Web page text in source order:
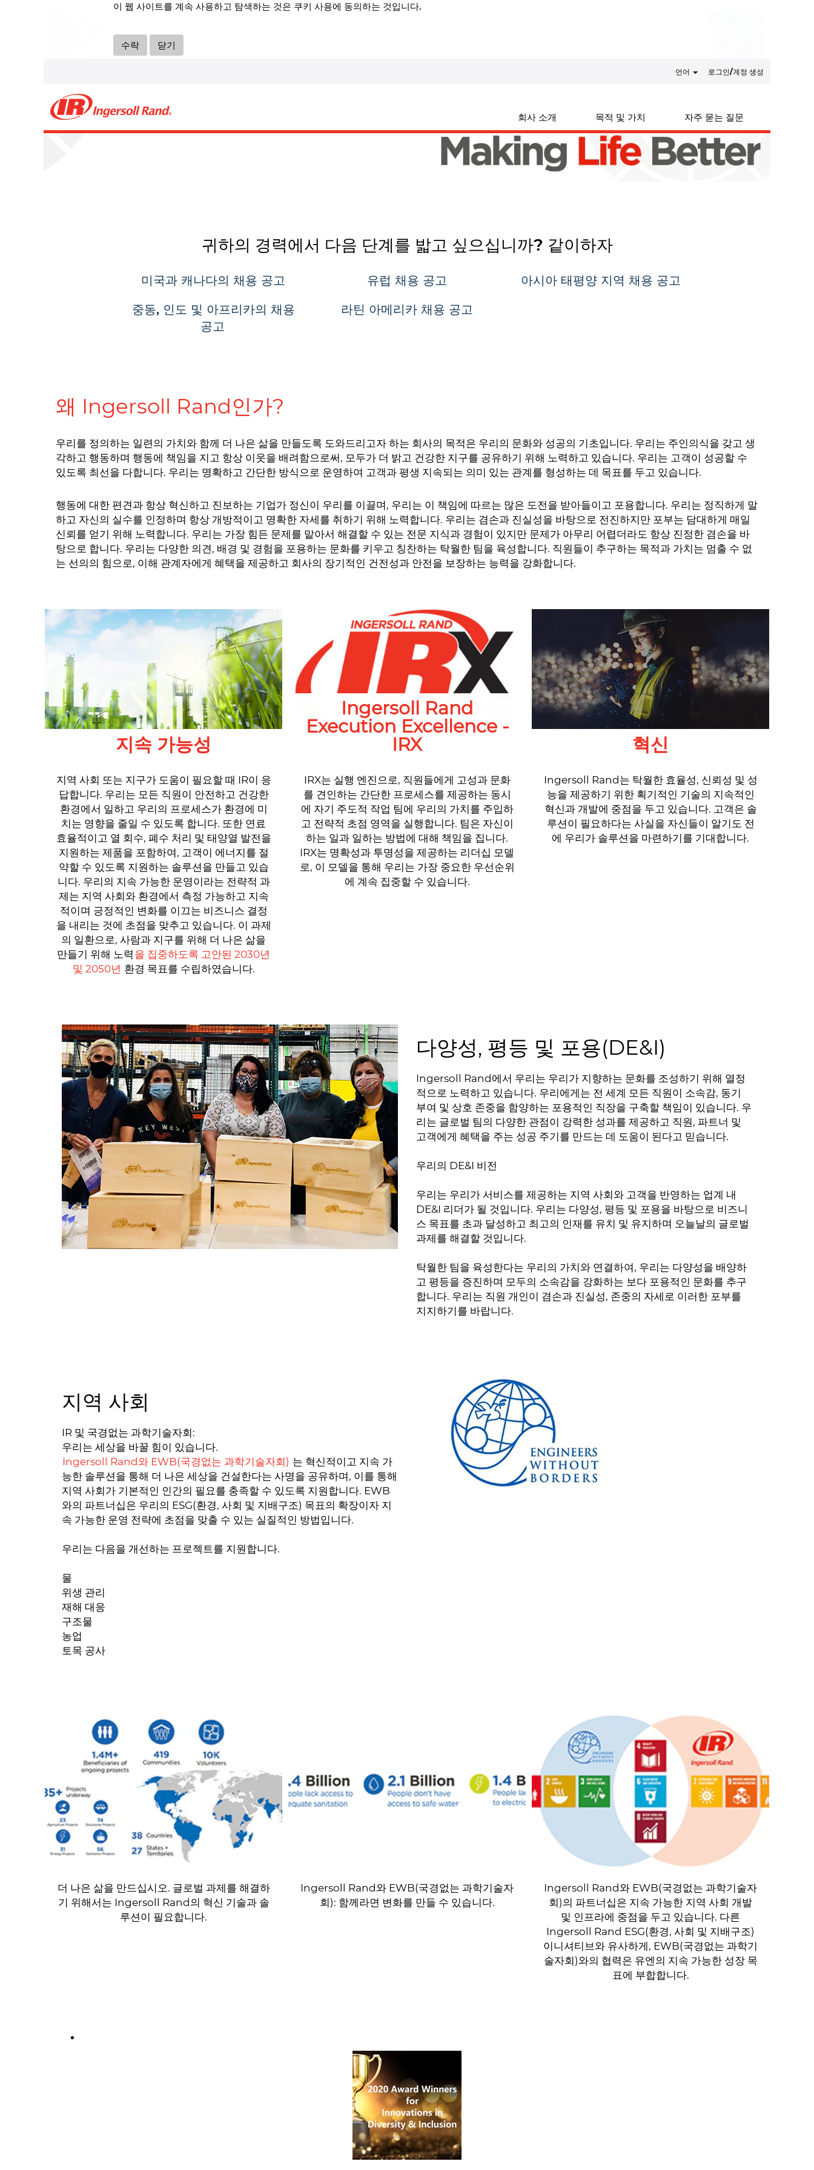
이 웹 사이트를 계속 사용하고 탐색하는 것은 쿠키 사용에 동의하는 것입니다.
수락 닫기
언어 로그인/계정 생성
회사 소개 목적 및 가치 자주 묻는 질문
귀하의 경력에서 다음 단계를 밟고 싶으십니까? 같이하자
미국과 캐나다의 채용 공고 유럽 ​​채용 공고
아시아 태평양 지역 채용 공고
중동, 인도 및 아프리카의 채용
공고
라틴 아메리카 채용 공고
왜 Ingersoll Rand인가?
우리를 정의하는 일련의 가치와 함께 더 나은 삶을 만들도록 도와드리고자 하는 회사의 목적은 우리의 문화와 성공의 기초입니다. 우리는 주인의식을 갖고 생
각하고 행동하며 행동에 책임을 지고 항상 이웃을 배려함으로써, 모두가 더 밝고 건강한 지구를 공유하기 위해 노력하고 있습니다. 우리는 고객이 성공할 수
있도록 최선을 다합니다. 우리는 명확하고 간단한 방식으로 운영하여 고객과 평생 지속되는 의미 있는 관계를 형성하는 데 목표를 두고 있습니다.
행동에 대한 편견과 항상 혁신하고 진보하는 기업가 정신이 우리를 이끌며, 우리는 이 책임에 따르는 많은 도전을 받아들이고 포용합니다. 우리는 정직하게 말
하고 자신의 실수를 인정하며 항상 개방적이고 명확한 자세를 취하기 위해 노력합니다. 우리는 겸손과 진실성을 바탕으로 전진하지만 포부는 담대하게 매일
신뢰를 얻기 위해 노력합니다. 우리는 가장 힘든 문제를 맡아서 해결할 수 있는 전문 지식과 경험이 있지만 문제가 아무리 어렵더라도 항상 진정한 겸손을 바
탕으로 합니다. 우리는 다양한 의견, 배경 및 경험을 포용하는 문화를 키우고 칭찬하는 탁월한 팀을 육성합니다. 직원들이 추구하는 목적과 가치는 멈출 수 없
는 선의의 힘으로, 이해 관계자에게 혜택을 제공하고 회사의 장기적인 건전성과 안전을 보장하는 능력을 강화합니다.
지속 가능성
지역 사회 또는 지구가 도움이 필요할 때 IR이 응
답합니다. 우리는 모든 직원이 안전하고 건강한
환경에서 일하고 우리의 프로세스가 환경에 미
치는 영향을 줄일 수 있도록 합니다. 또한 연료
효율적이고 열 회수, 폐수 처리 및 태양열 발전을
지원하는 제품을 포함하여, 고객이 에너지를 절
약할 수 있도록 지원하는 솔루션을 만들고 있습
니다. 우리의 지속 가능한 운영이라는 전략적 과
제는 지역 사회와 환경에서 측정 가능하고 지속
적이며 긍정적인 변화를 이끄는 비즈니스 결정
을 내리는 것에 초점을 맞추고 있습니다. 이 과제
의 일환으로, 사람과 지구를 위해 더 나은 삶을
만들기 위해 노력 을 집중하도록 고안된 2030년
및 2050년 환경 목표를 수립하였습니다.
Ingersoll Rand
Execution Excellence -
IRX
IRX는 실행 엔진으로, 직원들에게 고성과 문화
를 견인하는 간단한 프로세스를 제공하는 동시
에 자기 주도적 작업 팀에 우리의 가치를 주입하
고 전략적 초점 영역을 실행합니다. 팀은 자신이
하는 일과 일하는 방법에 대해 책임을 집니다.
IRX는 명확성과 투명성을 제공하는 리더십 모델
로, 이 모델을 통해 우리는 가장 중요한 우선순위
에 계속 집중할 수 있습니다.
혁신
Ingersoll Rand는 탁월한 효율성, 신뢰성 및 성
능을 제공하기 위한 획기적인 기술의 지속적인
혁신과 개발에 중점을 두고 있습니다. 고객은 솔
루션이 필요하다는 사실을 자신들이 알기도 전
에 우리가 솔루션을 마련하기를 기대합니다.
다양성, 평등 및 포용(DE&I)
Ingersoll Rand에서 우리는 우리가 지향하는 문화를 조성하기 위해 열정
적으로 노력하고 있습니다. 우리에게는 전 세계 모든 직원이 소속감, 동기
부여 및 상호 존중을 함양하는 포용적인 직장을 구축할 책임이 있습니다. 우
리는 글로벌 팀의 다양한 관점이 강력한 성과를 제공하고 직원, 파트너 및
고객에게 혜택을 주는 성공 주기를 만드는 데 도움이 된다고 믿습니다.
우리의 DE&I 비전
우리는 우리가 서비스를 제공하는 지역 사회와 고객을 반영하는 업계 내
DE&I 리더가 될 것입니다. 우리는 다양성, 평등 및 포용을 바탕으로 비즈니
스 목표를 초과 달성하고 최고의 인재를 유치 및 유지하며 오늘날의 글로벌
과제를 해결할 것입니다.
탁월한 팀을 육성한다는 우리의 가치와 연결하여, 우리는 다양성을 배양하
고 평등을 증진하며 모두의 소속감을 강화하는 보다 포용적인 문화를 추구
합니다. 우리는 직원 개인이 겸손과 진실성, 존중의 자세로 이러한 포부를
지지하기를 바랍니다.
지역 사회
IR 및 국경없는 과학기술자회:
우리는 세상을 바꿀 힘이 있습니다.
Ingersoll Rand와 EWB(국경없는 과학기술자회) 는 혁신적이고 지속 가
능한 솔루션을 통해 더 나은 세상을 건설한다는 사명을 공유하며, 이를 통해
지역 사회가 기본적인 인간의 필요를 충족할 수 있도록 지원합니다. EWB
와의 파트너십은 우리의 ESG(환경, 사회 및 지배구조) 목표의 확장이자 지
속 가능한 운영 전략에 초점을 맞출 수 있는 실질적인 방법입니다.
우리는 다음을 개선하는 프로젝트를 지원합니다.
물
위생 관리
재해 대응
구조물
농업
토목 공사
더 나은 삶을 만드십시오. 글로벌 과제를 해결하
기 위해서는 Ingersoll Rand의 혁신 기술과 솔
루션이 필요합니다.
Ingersoll Rand와 EWB(국경없는 과학기술자
회): 함께라면 변화를 만들 수 있습니다.
Ingersoll Rand와 EWB(국경없는 과학기술자
회)의 파트너십은 지속 가능한 지역 사회 개발
및 인프라에 중점을 두고 있습니다. 다른
Ingersoll Rand ESG(환경, 사회 및 지배구조)
이니셔티브와 유사하게, EWB(국경없는 과학기
술자회)와의 협력은 유엔의 지속 가능한 성장 목
표에 부합합니다.